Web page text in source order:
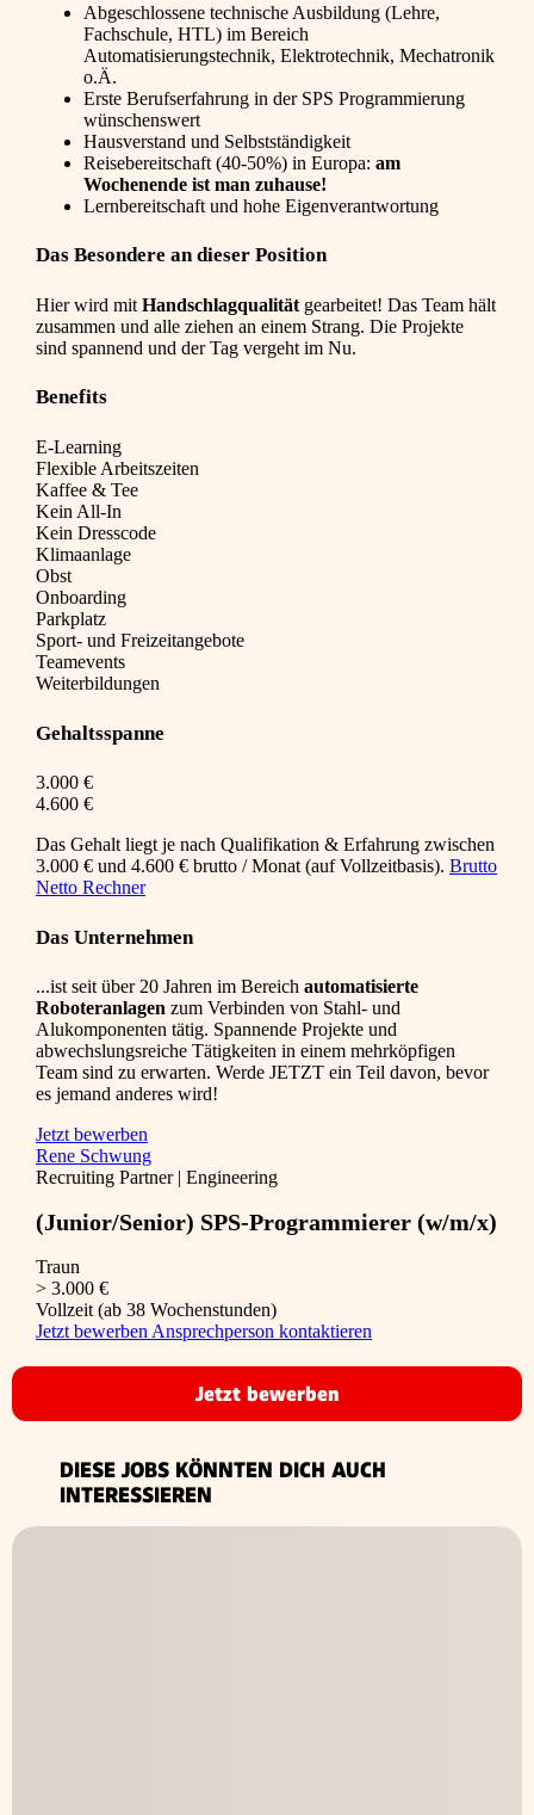
Abgeschlossene technische Ausbildung (Lehre,
Fachschule, HTL) im Bereich
Automatisierungstechnik, Elektrotechnik, Mechatronik
o.Ä.
Erste Berufserfahrung in der SPS Programmierung
wünschenswert
Hausverstand und Selbstständigkeit
Reisebereitschaft (40-50%) in Europa: am
Wochenende ist man zuhause!
Lernbereitschaft und hohe Eigenverantwortung
Das Besondere an dieser Position
Hier wird mit Handschlagqualität gearbeitet! Das Team hält
zusammen und alle ziehen an einem Strang. Die Projekte
sind spannend und der Tag vergeht im Nu.
Benefits
E-Learning
Flexible Arbeitszeiten
Kaffee & Tee
Kein All-In
Kein Dresscode
Klimaanlage
Obst
Onboarding
Parkplatz
Sport- und Freizeitangebote
Teamevents
Weiterbildungen
Gehaltsspanne
3.000 €
4.600 €
Das Gehalt liegt je nach Qualifikation & Erfahrung zwischen
3.000 € und 4.600 € brutto / Monat (auf Vollzeitbasis). Brutto
Netto Rechner
Das Unternehmen
...ist seit über 20 Jahren im Bereich automatisierte
Roboteranlagen zum Verbinden von Stahl- und
Alukomponenten tätig. Spannende Projekte und
abwechslungsreiche Tätigkeiten in einem mehrköpfigen
Team sind zu erwarten. Werde JETZT ein Teil davon, bevor
es jemand anderes wird!
Jetzt bewerben
Rene Schwung
Recruiting Partner | Engineering
(Junior/Senior) SPS-Programmierer (w/m/x)
Traun
> 3.000 €
Vollzeit (ab 38 Wochenstunden)
Jetzt bewerben Ansprechperson kontaktieren
Jetzt bewerben
DIESE JOBS KÖNNTEN DICH AUCH
INTERESSIEREN